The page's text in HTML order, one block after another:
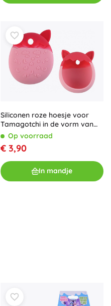
Siliconen roze hoesje voor
Tamagotchi in de vorm van
een kat
Op voorraad
€ 3,90
In mandje